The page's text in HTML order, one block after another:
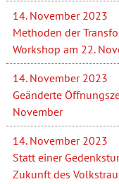
14. November 2023
Methoden der
Workshop am 22.
14. November 2023
Geänderte
November
14. November 2023
Statt einer
Zukunft des